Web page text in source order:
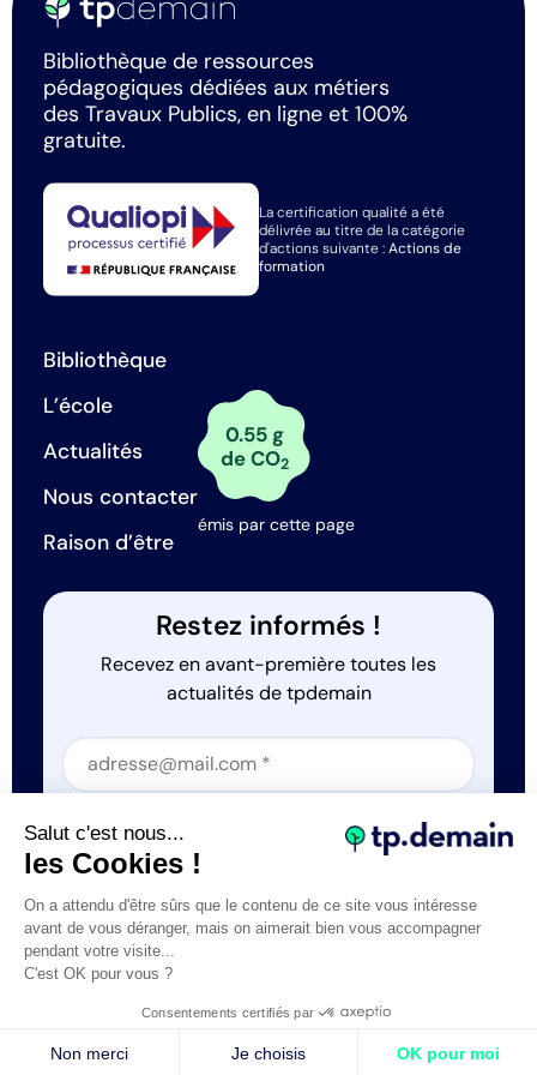
Bibliothèque de ressources
pédagogiques dédiées aux métiers
des Travaux Publics, en ligne et 100%
gratuite.
La certification qualité a été
délivrée au titre de la catégorie
d'actions suivante :Actions de
formation
Bibliothèque
L’école
Actualités
Nous contacter
Raison d’être
0.55 g
de CO2
émis par cette page
Restez informés !
Recevez en avant-première toutes les
actualités de tpdemain
Section
Section
J'accepte que tp.demain utilise mes informations
Tous droits réservés © tp.demain 2026Mentions légales
Salut c'est nous...
les Cookies !
On a attendu d'être sûrs que le contenu de ce site vous intéresse
avant de vous déranger, mais on aimerait bien vous accompagner
pendant votre visite...
C'est OK pour vous ?
Consentements certifiés par
Non merci Je choisis OK pour moi